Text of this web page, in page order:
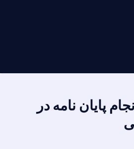
پایان نامه در